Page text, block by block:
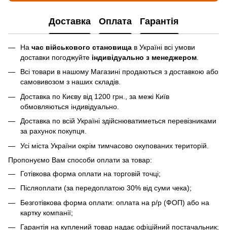
Доставка Оплата Гарантія
На час військового становища в Україні всі умови
доставки погоджуйте індивідуально з менеджером
Всі товари в нашому Магазині продаються з доставкою або
самовивозом з наших складів.
Доставка по Києву від 1200 грн., за межі Київ
обмовляються індивідуально.
Доставка по всій Україні здійснюватиметься перевізниками
за рахунок покупця.
Усі міста України окрім тимчасово окупованих територій.
Пропонуємо Вам способи оплати за товар:
Готівкова форма оплати на торговій точці;
Післяоплати (за передоплатою 30% від суми чека);
Безготівкова форма оплати: оплата на р/р (ФОП) або на
картку компанії;
Гарантія на куплений товар надає офіційний постачальник;